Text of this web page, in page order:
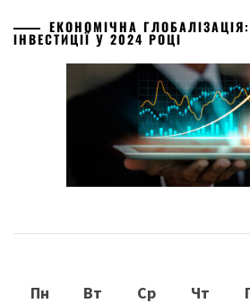
ЕКОНОМІЧНА
ІНВЕСТИЦІЇ У 2024 РОЦІ
Пн
Вт Ср Чт